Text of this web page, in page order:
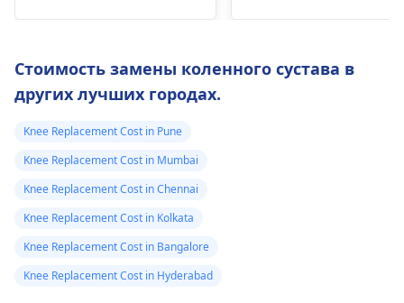
Стоимость замены коленного сустава в
других лучших городах.
Knee Replacement Cost in Pune
Knee Replacement Cost in Mumbai
Knee Replacement Cost in Chennai
Knee Replacement Cost in Kolkata
Knee Replacement Cost in Bangalore
Knee Replacement Cost in Hyderabad